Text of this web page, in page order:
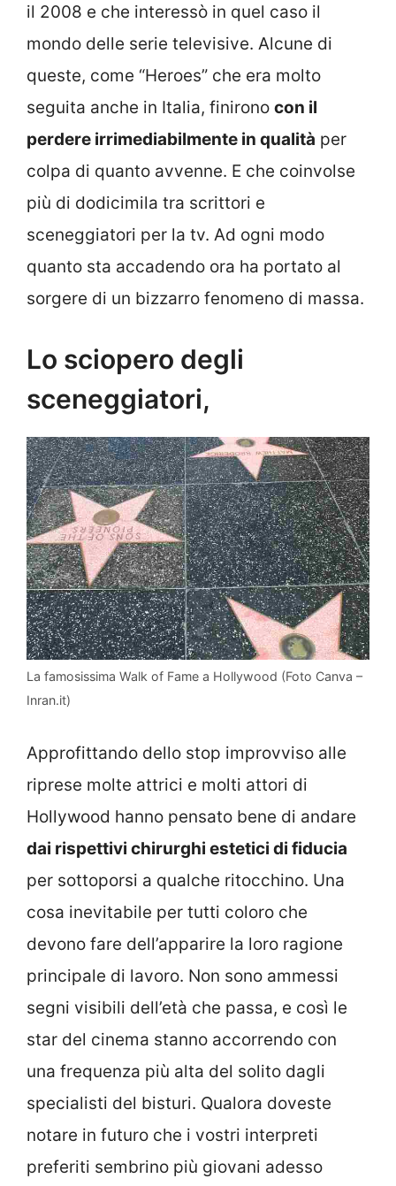
il 2008 e che interessò in quel caso il
mondo delle serie televisive. Alcune di
queste, come “Heroes” che era molto
seguita anche in Italia, finirono con il
perdere irrimediabilmente in qualità per
colpa di quanto avvenne. E che coinvolse
più di dodicimila tra scrittori e
sceneggiatori per la tv. Ad ogni modo
quanto sta accadendo ora ha portato al
sorgere di un bizzarro fenomeno di massa.
Lo sciopero degli
sceneggiatori,
La famosissima Walk of Fame a Hollywood (Foto Canva –
Inran.it)
Approfittando dello stop improvviso alle
riprese molte attrici e molti attori di
Hollywood hanno pensato bene di andare
dai rispettivi chirurghi estetici di fiducia
per sottoporsi a qualche ritocchino. Una
cosa inevitabile per tutti coloro che
devono fare dell’apparire la loro ragione
principale di lavoro. Non sono ammessi
segni visibili dell’età che passa, e così le
star del cinema stanno accorrendo con
una frequenza più alta del solito dagli
specialisti del bisturi. Qualora doveste
notare in futuro che i vostri interpreti
preferiti sembrino più giovani adesso